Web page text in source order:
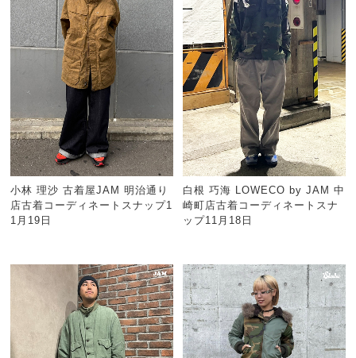
小林 理沙 古着屋JAM 明治通り
店古着コーディネートスナップ1
1月19日
白根 巧海 LOWECO by JAM 中
崎町店古着コーディネートスナ
ップ11月18日